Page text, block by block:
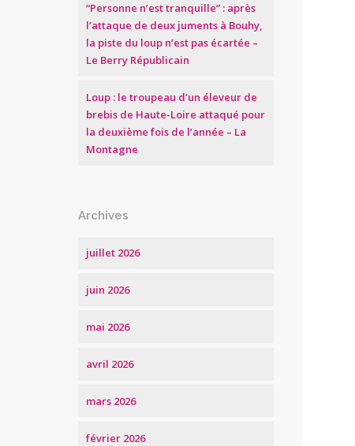
“Personne n’est tranquille” : après
l’attaque de deux juments à Bouhy,
la piste du loup n’est pas écartée –
Le Berry Républicain
Loup : le troupeau d’un éleveur de
brebis de Haute-Loire attaqué pour
la deuxième fois de l’année – La
Montagne
Archives
juillet 2026
juin 2026
mai 2026
avril 2026
mars 2026
février 2026